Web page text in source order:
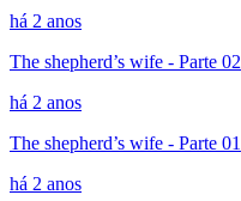
há 2 anos
The shepherd’s wife - Parte 02
há 2 anos
The shepherd’s wife - Parte 01
há 2 anos